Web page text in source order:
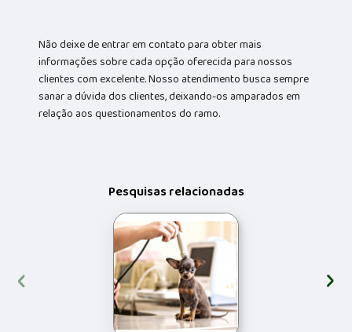
Não deixe de entrar em contato para obter mais
informações sobre cada opção oferecida para nossos
clientes com excelente. Nosso atendimento busca sempre
sanar a dúvida dos clientes, deixando-os amparados em
relação aos questionamentos do ramo.
Pesquisas relacionadas
‹ ›